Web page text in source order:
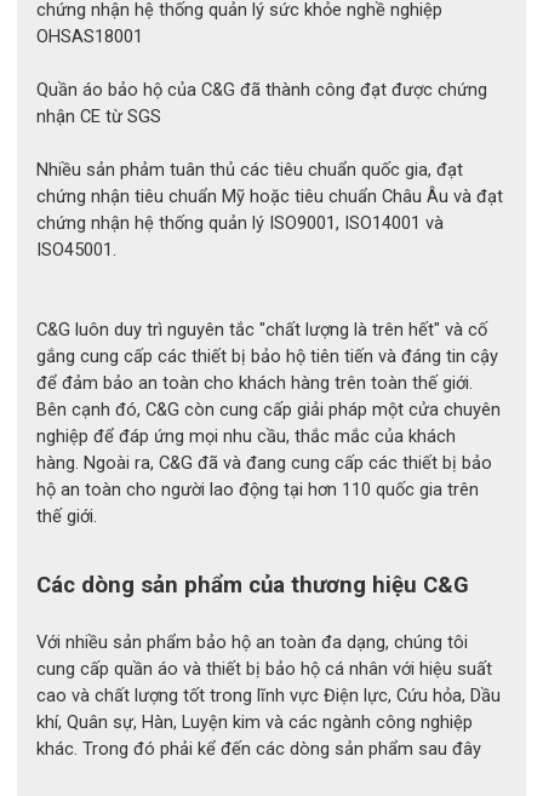
ỨNG DỤNG CỦA THẢM CÁCH ĐIỆN
CG-JYD
Trạm biến áp và phòng phân phối điện
Nhà máy điện, khu công nghiệp
Hệ thống tủ điện trung thế và hạ thế
chứng nhận hệ thống quản lý sức khỏe nghề nghiệp
OHSAS18001
Quần áo bảo hộ của C&G đã thành công đạt được chứng
nhận CE từ SGS
Nhiều sản phảm tuân thủ các tiêu chuẩn quốc gia, đạt
chứng nhận tiêu chuẩn Mỹ hoặc tiêu chuẩn Châu Âu và đạt
chứng nhận hệ thống quản lý ISO9001, ISO14001 và
ISO45001.
C&G luôn duy trì nguyên tắc "chất lượng là trên hết" và cố
gắng cung cấp các thiết bị bảo hộ tiên tiến và đáng tin cậy
để đảm bảo an toàn cho khách hàng trên toàn thế giới.
Bên cạnh đó, C&G còn cung cấp giải pháp một cửa chuyên
nghiệp để đáp ứng mọi nhu cầu, thắc mắc của khách
hàng. Ngoài ra, C&G đã và đang cung cấp các thiết bị bảo
hộ an toàn cho người lao động tại hơn 110 quốc gia trên
thế giới.
Các dòng sản phẩm của thương hiệu C&G
Với nhiều sản phẩm bảo hộ an toàn đa dạng, chúng tôi
cung cấp quần áo và thiết bị bảo hộ cá nhân với hiệu suất
cao và chất lượng tốt trong lĩnh vực Điện lực, Cứu hỏa, Dầu
khí, Quân sự, Hàn, Luyện kim và các ngành công nghiệp
khác. Trong đó phải kể đến các dòng sản phẩm sau đây